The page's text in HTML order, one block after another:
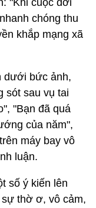
chóng thu
khắp mạng xã
dưới bức ảnh,
sót sau vụ tai
"Bạn đã quá
của năm",
máy bay vô
luận.
số ý kiến lên
thờ ơ, vô cảm,